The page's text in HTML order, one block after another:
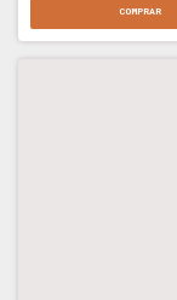
COMPRAR